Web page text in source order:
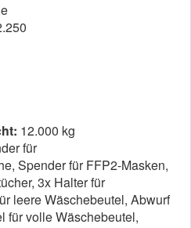
12.000 kg
für
Spender für FFP2-Masken,
3x Halter für
leere Wäschebeutel, Abwurf
für volle Wäschebeutel,